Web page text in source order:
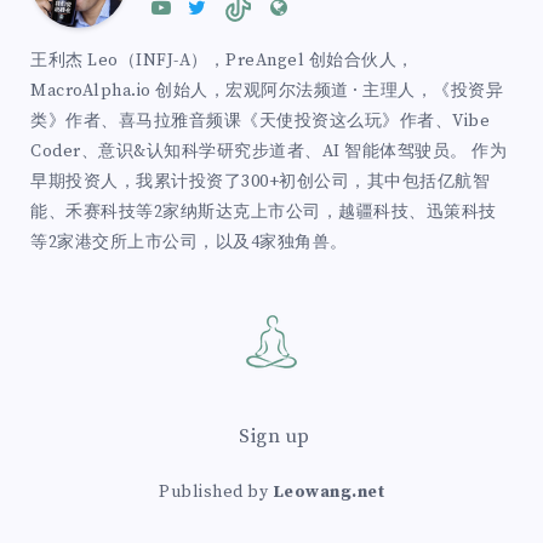
王利杰 Leo（INFJ-A），PreAngel 创始合伙人，
MacroAlpha.io 创始人，宏观阿尔法频道 · 主理人，《投资异
类》作者、喜马拉雅音频课《天使投资这么玩》作者、Vibe
Coder、意识&认知科学研究步道者、AI 智能体驾驶员。 作为
早期投资人，我累计投资了300+初创公司，其中包括亿航智
能、禾赛科技等2家纳斯达克上市公司，越疆科技、迅策科技
等2家港交所上市公司，以及4家独角兽。
Sign up
Published by Leowang.net